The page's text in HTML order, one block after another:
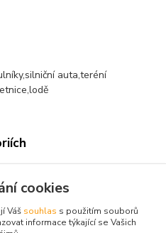
auta,teréní
cookies
Váš souhlas s použitím souborů
informace týkající se Vašich